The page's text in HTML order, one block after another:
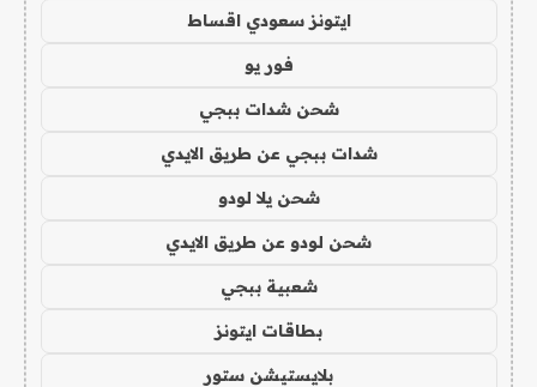
ايتونز سعودي اقساط
فور يو
شحن شدات ببجي
شدات ببجي عن طريق الايدي
شحن يلا لودو
شحن لودو عن طريق الايدي
شعبية ببجي
بطاقات ايتونز
بلايستيشن ستور